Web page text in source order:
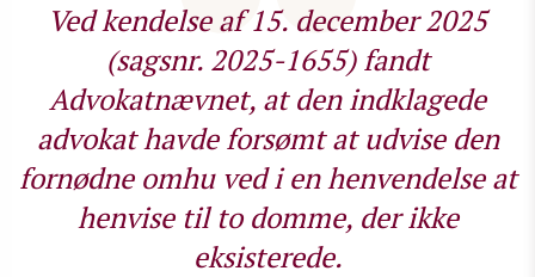
Ved kendelse af 15. december 2025
(sagsnr. 2025-1655) fandt
Advokatnævnet, at den indklagede
advokat havde forsømt at udvise den
fornødne omhu ved i en henvendelse at
henvise til to domme, der ikke
eksisterede.